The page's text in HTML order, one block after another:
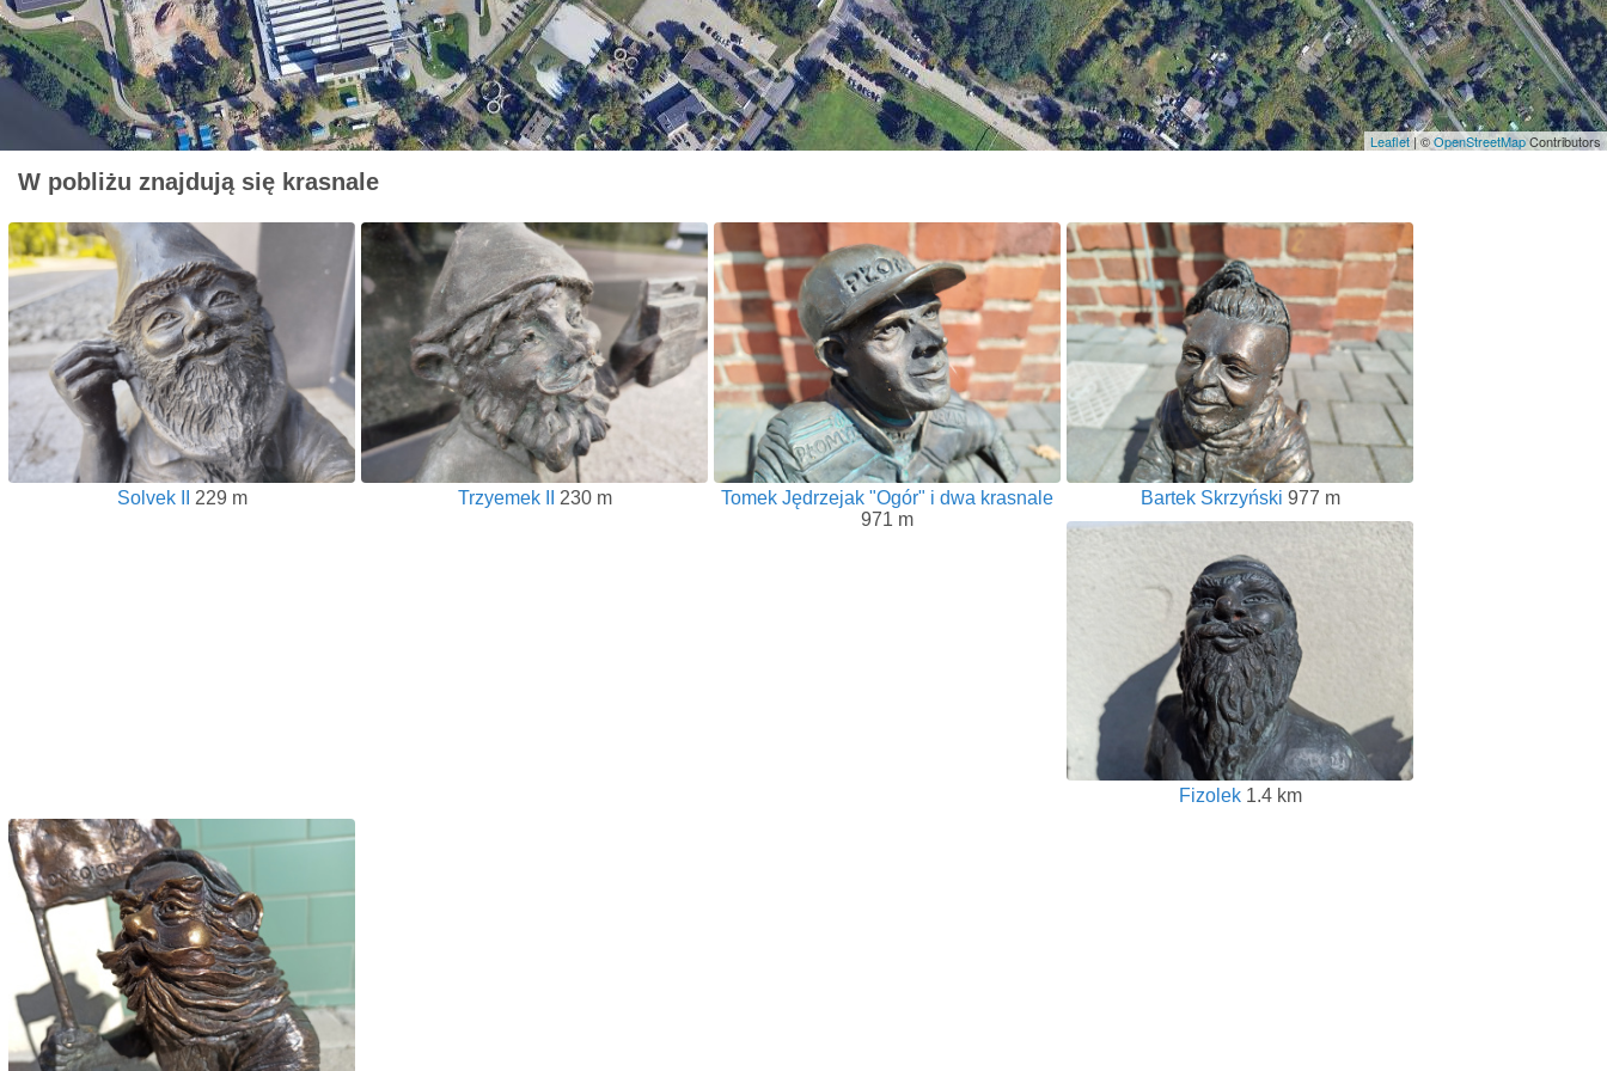
Leaflet| ©OpenStreetMapContributors
W pobliżu znajdują się krasnale
Solvek II 229 m Trzyemek II 230 m
Tomek Jędrzejak "Ogór" i dwa krasnale
971 m
Bartek Skrzyński 977 m
Fizolek1.4 km